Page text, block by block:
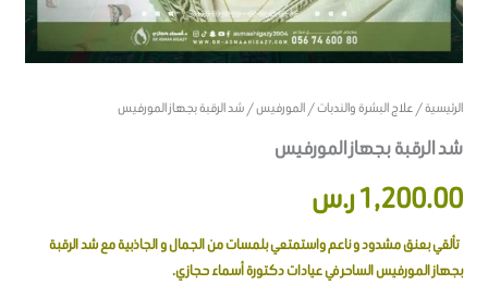
الرئيسية/علاج البشرة والندبات/المورفيس/ شد الرقبة بجهاز المورفيس
شد الرقبة بجهاز المورفيس
1,200.00ر.س
تألقي بعنق مشدود و ناعم واستمتعي بلمسات من الجمال و الجاذبية مع شد الرقبة
بجهاز المورفيس الساحر في عيادات دكتورة أسماء حجازي.